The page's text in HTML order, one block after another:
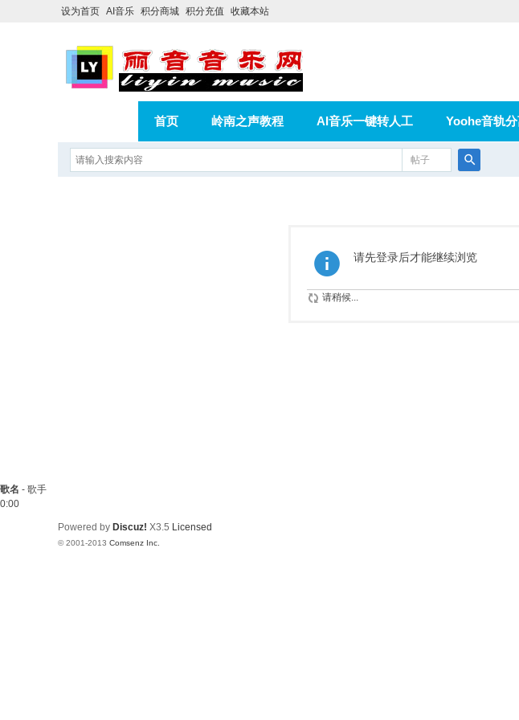
设为首页 AI音乐 积分商城 积分充值 收藏本站
首页 岭南之声教程 AI音乐一键转人工 Yoohe音轨
在线论坛
帖子
请先登录后才能继续浏览
请稍候...
歌名 - 歌手
0:00
Powered by Discuz! X3.5 Licensed
© 2001-2013 Comsenz Inc.